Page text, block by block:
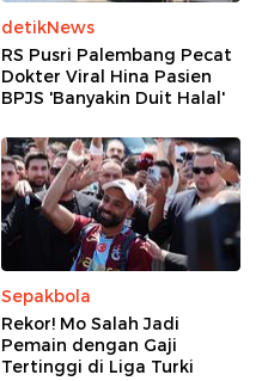
detikNews
RS Pusri Palembang Pecat
Dokter Viral Hina Pasien
BPJS 'Banyakin Duit Halal'
Sepakbola
Rekor! Mo Salah Jadi
Pemain dengan Gaji
Tertinggi di Liga Turki